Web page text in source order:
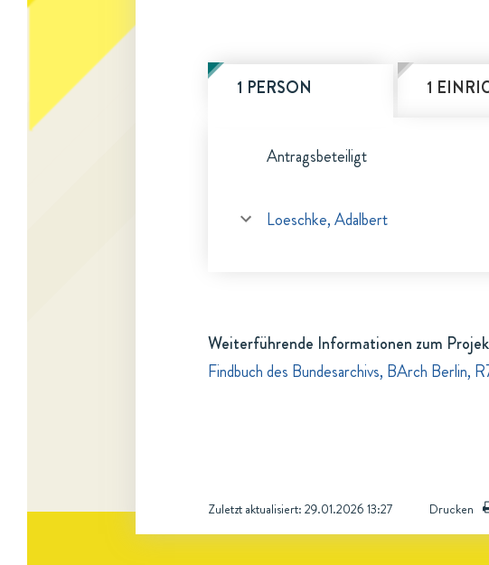
1 PERSON 1
Antragsbeteiligt
Loeschke, Adalbert
Weiterführende Informationen zum
Findbuch des Bundesarchivs, BArch Berlin,
Zuletzt aktualisiert: 29.01.2026 13:27 Drucken